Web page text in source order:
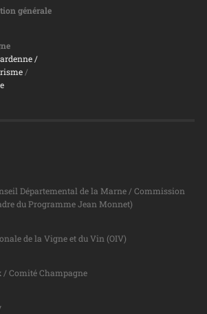
générale
/
/
Départemental de la Marne / Commission
du Programme Jean Monnet)
de la Vigne et du Vin (OIV)
/ Comité Champagne